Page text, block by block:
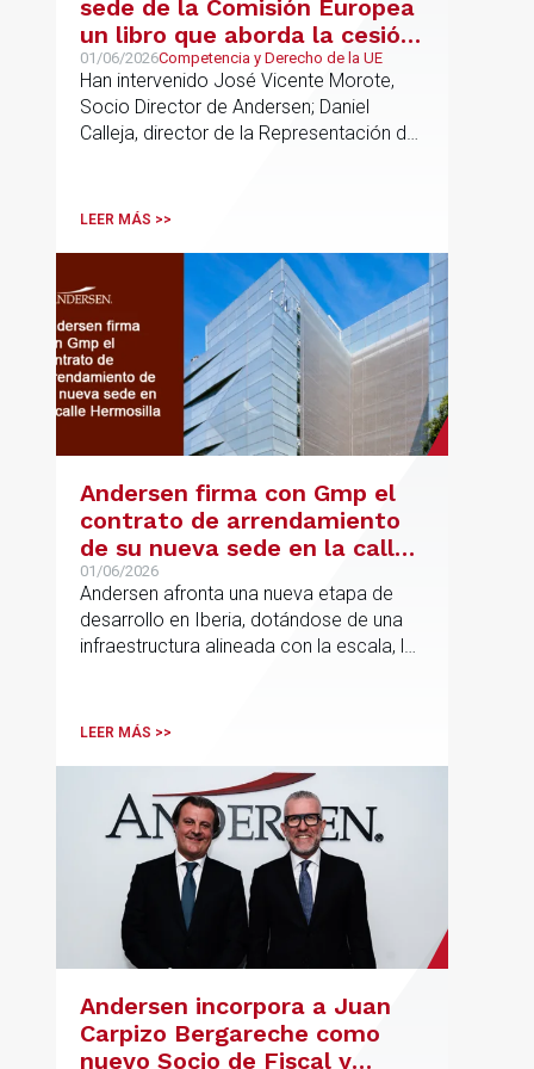
sede de la Comisión Europea
un libro que aborda la cesión
de soberanía y la primacía
del Derecho de la UE en las
constituciones europeas
01/06/2026Competencia y Derecho de la UE
Han intervenido José Vicente Morote,
Socio Director de Andersen; Daniel
Calleja, director de la Representación de
jurídico y académico
LEER MÁS >>
Andersen firma con Gmp el
contrato de arrendamiento
de su nueva sede en la calle
Hermosilla
01/06/2026
Andersen afronta una nueva etapa de
desarrollo en Iberia, dotándose de una
infraestructura alineada con la escala, la
LEER MÁS >>
Andersen incorpora a Juan
Carpizo Bergareche como
nuevo Socio de Fiscal y